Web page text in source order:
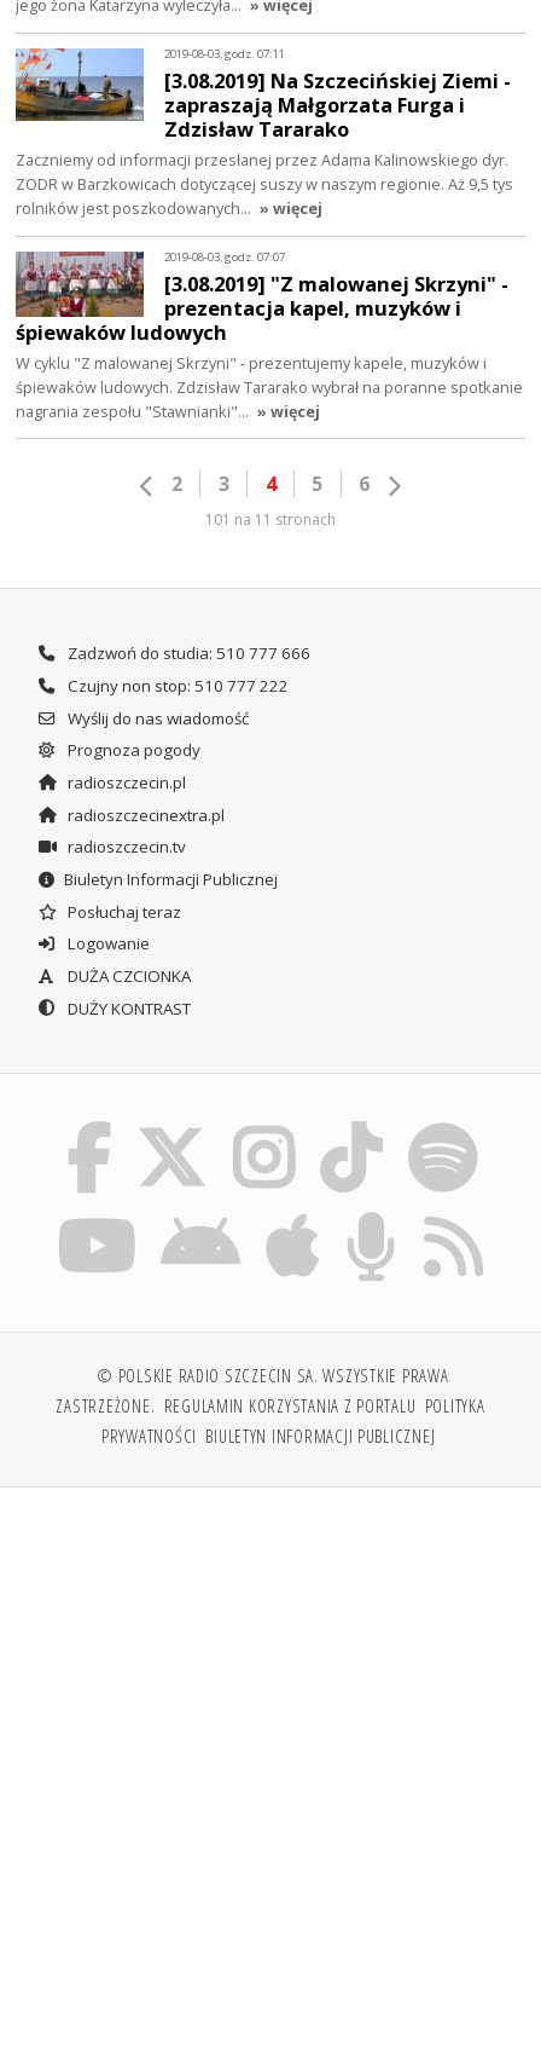
jego żona Katarzyna wyleczyła… » więcej
2019-08-03, godz. 07:11
[3.08.2019] Na Szczecińskiej Ziemi -
zapraszają Małgorzata Furga i
Zdzisław Tararako
Zaczniemy od informacji przesłanej przez Adama Kalinowskiego dyr.
ZODR w Barzkowicach dotyczącej suszy w naszym regionie. Aż 9,5 tys
rolników jest poszkodowanych… » więcej
2019-08-03, godz. 07:07
[3.08.2019] "Z malowanej Skrzyni" -
prezentacja kapel, muzyków i
śpiewaków ludowych
W cyklu "Z malowanej Skrzyni" - prezentujemy kapele, muzyków i
śpiewaków ludowych. Zdzisław Tararako wybrał na poranne spotkanie
nagrania zespołu "Stawnianki"… » więcej
2 3 4 5 6
101 na 11 stronach
Zadzwoń do studia: 510 777 666
Czujny non stop: 510 777 222
Wyślij do nas wiadomość
Prognoza pogody
radioszczecin.pl
radioszczecinextra.pl
radioszczecin.tv
Biuletyn Informacji Publicznej
Posłuchaj teraz
Logowanie
DUŻA CZCIONKA
DUŻY KONTRAST
© POLSKIE RADIO SZCZECIN SA. WSZYSTKIE PRAWA
ZASTRZEŻONE. REGULAMIN KORZYSTANIA Z PORTALU POLITYKA
PRYWATNOŚCI BIULETYN INFORMACJI PUBLICZNEJ